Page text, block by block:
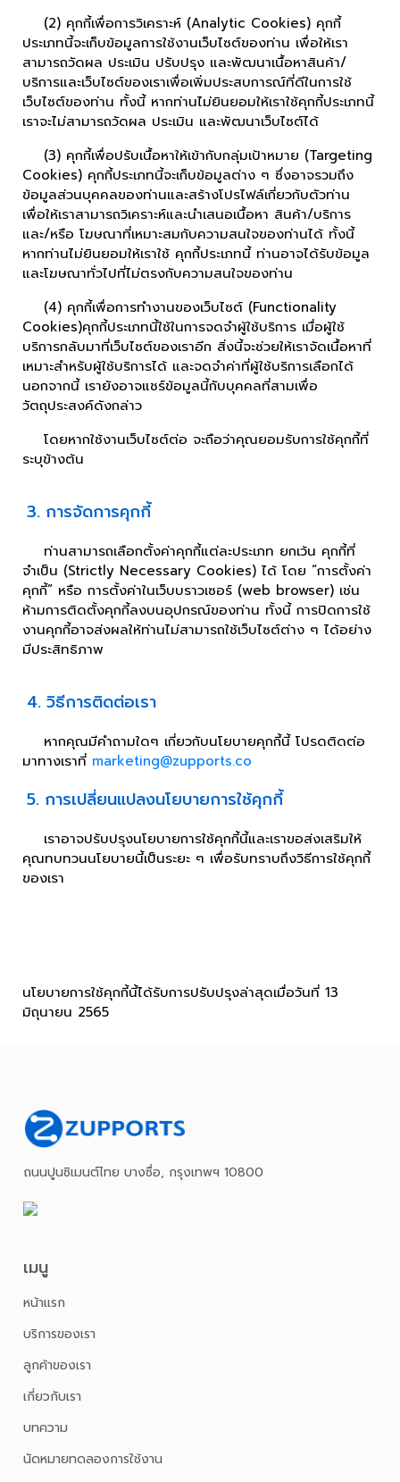
(2) คุกกี้เพื่อการวิเคราะห์ (Analytic Cookies) คุกกี้
ประเภทนี้จะเก็บข้อมูลการใช้งานเว็บไซต์ของท่าน เพื่อให้เรา
สามารถวัดผล ประเมิน ปรับปรุง และพัฒนาเนื้อหาสินค้า/
บริการและเว็บไซต์ของเราเพื่อเพิ่มประสบการณ์ที่ดีในการใช้
เว็บไซต์ของท่าน ทั้งนี้ หากท่านไม่ยินยอมให้เราใช้คุกกี้ประเภทนี้
เราจะไม่สามารถวัดผล ประเมิน และพัฒนาเว็บไซต์ได้
(3) คุกกี้เพื่อปรับเนื้อหาให้เข้ากับกลุ่มเป้าหมาย (Targeting
Cookies) คุกกี้ประเภทนี้จะเก็บข้อมูลต่าง ๆ ซึ่งอาจรวมถึง
ข้อมูลส่วนบุคคลของท่านและสร้างโปรไฟล์เกี่ยวกับตัวท่าน
เพื่อให้เราสามารถวิเคราะห์และนำเสนอเนื้อหา สินค้า/บริการ
และ/หรือ โฆษณาที่เหมาะสมกับความสนใจของท่านได้ ทั้งนี้
หากท่านไม่ยินยอมให้เราใช้ คุกกี้ประเภทนี้ ท่านอาจได้รับข้อมูล
และโฆษณาทั่วไปที่ไม่ตรงกับความสนใจของท่าน
(4) คุกกี้เพื่อการทำงานของเว็บไซต์ (Functionality
Cookies)คุกกี้ประเภทนี้ใช้ในการจดจำผู้ใช้บริการ เมื่อผู้ใช้
บริการกลับมาที่เว็บไซต์ของเราอีก สิ่งนี้จะช่วยให้เราจัดเนื้อหาที่
เหมาะสำหรับผู้ใช้บริการได้ และจดจำค่าที่ผู้ใช้บริการเลือกได้
นอกจากนี้ เรายังอาจแชร์ข้อมูลนี้กับบุคคลที่สามเพื่อ
วัตถุประสงค์ดังกล่าว
โดยหากใช้งานเว็บไซต์ต่อ จะถือว่าคุณยอมรับการใช้คุกกี้ที่
ระบุข้างต้น
3. การจัดการคุกกี้
ท่านสามารถเลือกตั้งค่าคุกกี้แต่ละประเภท ยกเว้น คุกกี้ที่
จำเป็น (Strictly Necessary Cookies) ได้ โดย “การตั้งค่า
คุกกี้” หรือ การตั้งค่าในเว็บบราวเซอร์ (web browser) เช่น
ห้ามการติดตั้งคุกกี้ลงบนอุปกรณ์ของท่าน ทั้งนี้ การปิดการใช้
งานคุกกี้อาจส่งผลให้ท่านไม่สามารถใช้เว็บไซต์ต่าง ๆ ได้อย่าง
มีประสิทธิภาพ
4. วิธีการติดต่อเรา
หากคุณมีคำถามใดๆ เกี่ยวกับนโยบายคุกกี้นี้ โปรดติดต่อ
มาทางเราที่ marketing@zupports.co
5. การเปลี่ยนแปลงนโยบายการใช้คุกกี้
เราอาจปรับปรุงนโยบายการใช้คุกกี้นี้และเราขอส่งเสริมให้
คุณทบทวนนโยบายนี้เป็นระยะ ๆ เพื่อรับทราบถึงวิธีการใช้คุกกี้
ของเรา
นโยบายการใช้คุกกี้นี้ได้รับการปรับปรุงล่าสุดเมื่อวันที่ 13
มิถุนายน 2565
ถนนปูนซิเมนต์ไทย บางซื่อ, กรุงเทพฯ 10800
เมนู
หน้าเเรก
บริการของเรา
ลูกค้าของเรา
เกี่ยวกับเรา
บทความ
นัดหมายทดลองการใช้งาน